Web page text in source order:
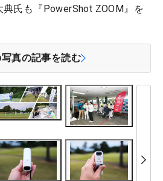
氏も『PowerShot ZOOM』を
写真の記事を読む